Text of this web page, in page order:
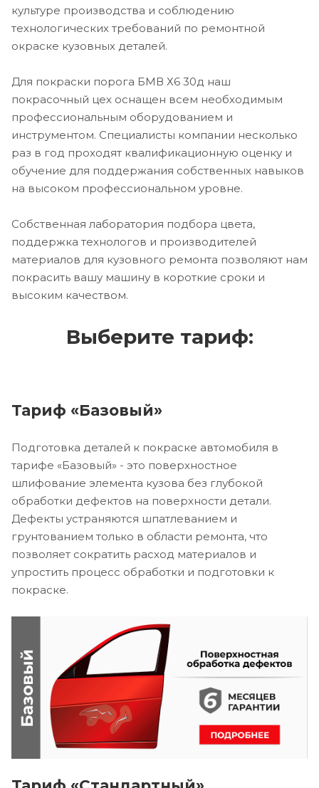
культуре производства и соблюдению
технологических требований по ремонтной
окраске кузовных деталей.
Для покраски порога БМВ Х6 30д наш
покрасочный цех оснащен всем необходимым
профессиональным оборудованием и
инструментом. Специалисты компании несколько
раз в год проходят квалификационную оценку и
обучение для поддержания собственных навыков
на высоком профессиональном уровне.
Собственная лаборатория подбора цвета,
поддержка технологов и производителей
материалов для кузовного ремонта позволяют нам
покрасить вашу машину в короткие сроки и
высоким качеством.
Выберите тариф:
Тариф «Базовый»
Подготовка деталей к покраске автомобиля в
тарифе «Базовый» - это поверхностное
шлифование элемента кузова без глубокой
обработки дефектов на поверхности детали.
Дефекты устраняются шпатлеванием и
грунтованием только в области ремонта, что
позволяет сократить расход материалов и
упростить процесс обработки и подготовки к
покраске.